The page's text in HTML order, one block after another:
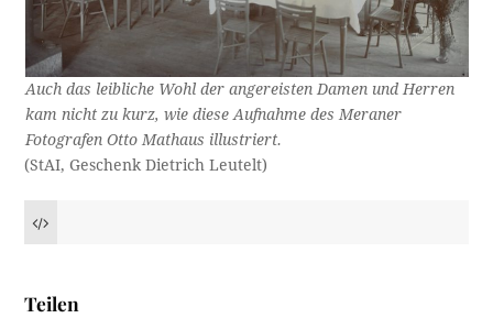
Auch das leibliche Wohl der angereisten Damen und Herren
kam nicht zu kurz, wie diese Aufnahme des Meraner
Fotografen Otto Mathaus illustriert.
(StAI, Geschenk Dietrich Leutelt)
Teilen